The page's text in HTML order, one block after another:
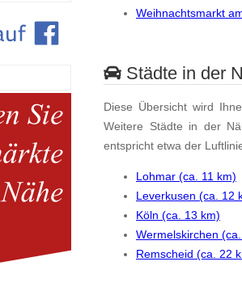
Weihnachtsmarkt
Städte in der
Diese Übersicht wird
Weitere Städte in der
entspricht etwa der
Lohmar (ca. 11 km)
Leverkusen (ca. 12
Köln (ca. 13 km)
Wermelskirchen
Remscheid (ca. 22